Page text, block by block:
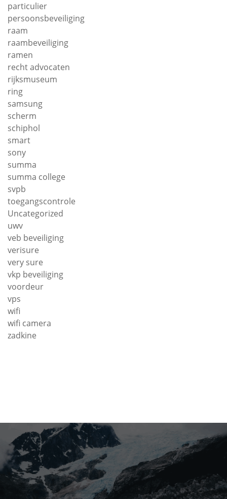
particulier
persoonsbeveiliging
raam
raambeveiliging
ramen
recht advocaten
rijksmuseum
ring
samsung
scherm
schiphol
smart
sony
summa
summa college
svpb
toegangscontrole
Uncategorized
uwv
veb beveiliging
verisure
very sure
vkp beveiliging
voordeur
vps
wifi
wifi camera
zadkine